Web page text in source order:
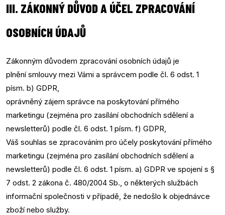
III. ZÁKONNÝ DŮVOD A ÚČEL ZPRACOVÁNÍ
OSOBNÍCH ÚDAJŮ
Zákonným důvodem zpracování osobních údajů je
plnění smlouvy mezi Vámi a správcem podle čl. 6 odst. 1
písm. b) GDPR,
oprávněný zájem správce na poskytování přímého
marketingu (zejména pro zasílání obchodních sdělení a
newsletterů) podle čl. 6 odst. 1 písm. f) GDPR,
Váš souhlas se zpracováním pro účely poskytování přímého
marketingu (zejména pro zasílání obchodních sdělení a
newsletterů) podle čl. 6 odst. 1 písm. a) GDPR ve spojení s §
7 odst. 2 zákona č. 480/2004 Sb., o některých službách
informační společnosti v případě, že nedošlo k objednávce
zboží nebo služby.